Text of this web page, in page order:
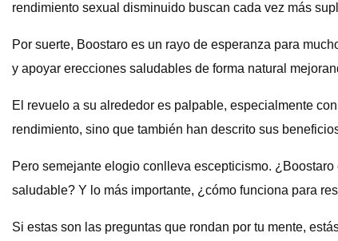
rendimiento sexual disminuido buscan cada vez más
Por suerte, Boostaro es un rayo de esperanza para
y apoyar erecciones saludables de forma natural
El revuelo a su alrededor es palpable, especialmente
rendimiento, sino que también han descrito sus
Pero semejante elogio conlleva escepticismo.
saludable? Y lo más importante, ¿cómo funciona para
Si estas son las preguntas que rondan por tu mente,